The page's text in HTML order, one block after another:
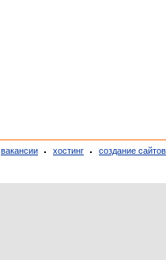
вакансии хостинг создание сайтов